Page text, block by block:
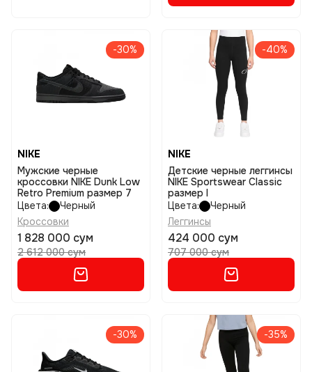
-30%
NIKE
Мужские черные
кроссовки NIKE Dunk Low
Retro Premium размер 7
Цвета:
Черный
Кроссовки
1 828 000 сум
2 612 000 сум
-40%
NIKE
Детские черные леггинсы
NIKE Sportswear Classic
размер l
Цвета:
Черный
Леггинсы
424 000 сум
707 000 сум
-30% -35%